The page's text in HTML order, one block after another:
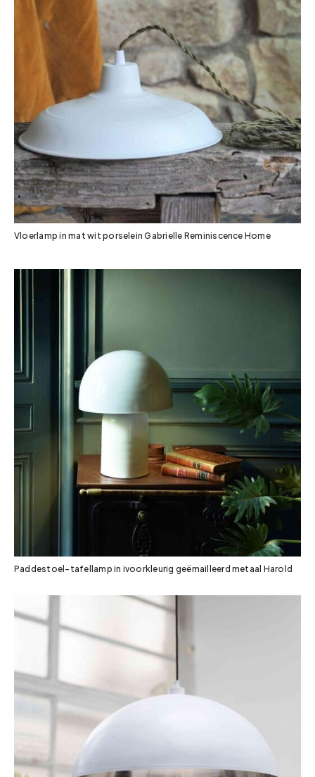
Vloerlamp in mat wit porselein Gabrielle Reminiscence Home
Paddestoel-tafellamp in ivoorkleurig geëmailleerd metaal Harold